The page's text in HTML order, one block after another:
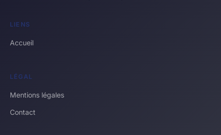
LIENS
Accueil
LÉGAL
Mentions légales
Contact